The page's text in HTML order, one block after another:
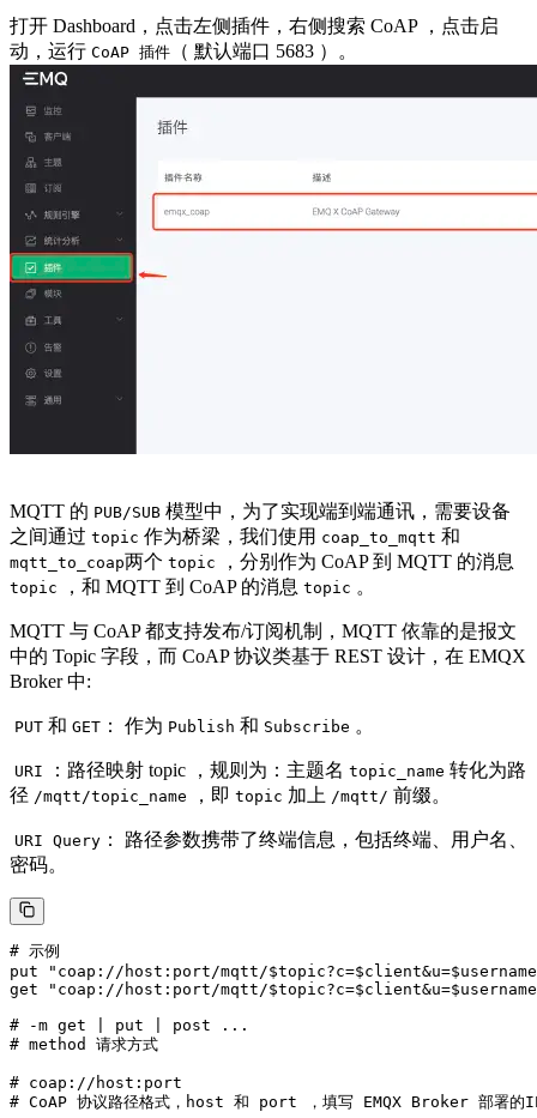
打开 Dashboard，点击左侧插件，右侧搜索 CoAP ，点击启
动，运行 CoAP 插件 （ 默认端口 5683 ）。
MQTT 的 PUB/SUB 模型中，为了实现端到端通讯，需要设备
之间通过 topic 作为桥梁，我们使用 coap_to_mqtt 和
mqtt_to_coap两个 topic ，分别作为 CoAP 到 MQTT 的消息
topic ，和 MQTT 到 CoAP 的消息 topic 。
MQTT 与 CoAP 都支持发布/订阅机制，MQTT 依靠的是报文
中的 Topic 字段，而 CoAP 协议类基于 REST 设计，在 EMQX
Broker 中:
PUT 和 GET ： 作为 Publish 和 Subscribe 。
URI ：路径映射 topic ，规则为：主题名 topic_name 转化为路
径 /mqtt/topic_name ，即 topic 加上 /mqtt/ 前缀。
URI Query ： 路径参数携带了终端信息，包括终端、用户名、
密码。
# 示例
put "coap://host:port/mqtt/
get "coap://host:port/mqtt/
# -m get | put | post ...
# method 请求方式
# coap://host:port
# CoAP 协议路径格式，host 和 port ，填写 EMQX Broker 部署的IP